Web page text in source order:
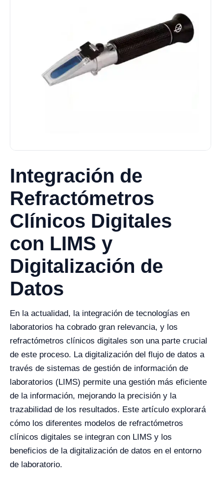
Integración de
Refractómetros
Clínicos Digitales
con LIMS y
Digitalización de
Datos
En la actualidad, la integración de tecnologías en
laboratorios ha cobrado gran relevancia, y los
refractómetros clínicos digitales son una parte crucial
de este proceso. La digitalización del flujo de datos a
través de sistemas de gestión de información de
laboratorios (LIMS) permite una gestión más eficiente
de la información, mejorando la precisión y la
trazabilidad de los resultados. Este artículo explorará
cómo los diferentes modelos de refractómetros
clínicos digitales se integran con LIMS y los
beneficios de la digitalización de datos en el entorno
de laboratorio.